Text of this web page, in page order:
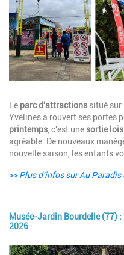
Description
Le parc d'attractions situé
Yvelines a rouvert ses portes
printemps , c'est unesortie
agréable. De nouveaux
nouvelle saison, les enfants
>> Plus d'infos sur Au Paradis
Musée-Jardin Bourdelle (77) :
2026
Image